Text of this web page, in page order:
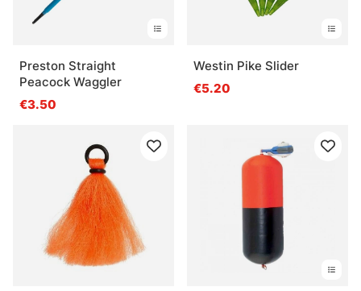
Preston Straight
Peacock Waggler
€3.50
Westin Pike Slider
€5.20